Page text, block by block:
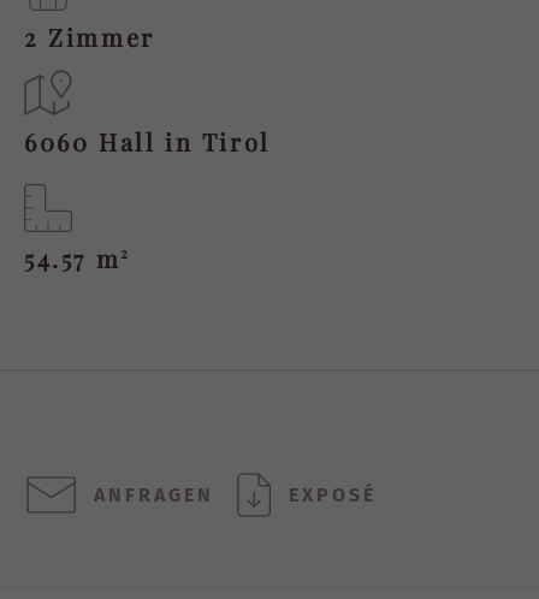
2 Zimmer
6060 Hall in Tirol
54.57 m 2
ANFRAGEN EXPOSÉ